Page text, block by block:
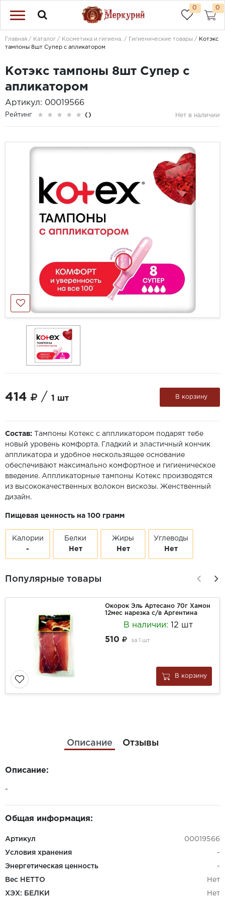
0 0
Главная Каталог Косметика и гигиена. Гигиенические товары
Котэкс
тампоны 8шт Супер с апликатором
Котэкс тампоны 8шт Супер с
апликатором
Артикул: 00019566
Рейтинг () Нет в наличии
414 / 1 шт В корзину
Состав:
Тампоны Котекс с аппликатором подарят тебе
новый уровень комфорта. Гладкий и эластичный кончик
аппликатора и удобное нескользящее основание
обеспечивают максимально комфортное и гигиеническое
введение. Аппликаторные тампоны Котекс производятся
из высококачественных волокон вискозы. Женственный
дизайн.
Пищевая ценность на 100 грамм
Калории
-
Белки
Нет
Жиры
Нет
Углеводы
Нет
Популярные товары
Окорок Эль Артесано 70г Хамон
12мес нарезка с/в Аргентина
В наличии:
12 шт
510
за 1 шт
В корзину
Описание Отзывы
Описание:
-
Общая информация:
Артикул 00019566
Условия хранения -
Энергетическая ценность -
Вес НЕТТО Нет
ХЭХ: БЕЛКИ Нет